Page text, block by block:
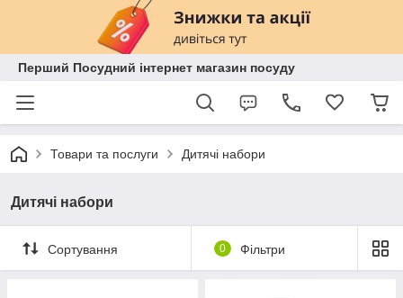
Перший Посудний інтернет магазин посуду
Товари та послуги Дитячі набори
Дитячі набори
Сортування 0 Фільтри